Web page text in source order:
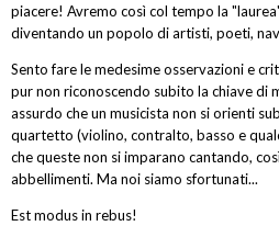
piacere! Avremo così col tempo la
diventando un popolo di artisti, poeti,
Sento fare le medesime osservazioni e
pur non riconoscendo subito la chiave di
assurdo che un musicista non si orienti
quartetto (violino, contralto, basso e
che queste non si imparano cantando,
abbellimenti. Ma noi siamo sfortunati...
Est modus in rebus!